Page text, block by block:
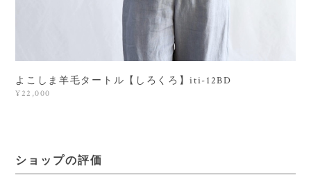
よこしま羊毛タートル【しろくろ】iti-12BD
¥22,000
ショップの評価